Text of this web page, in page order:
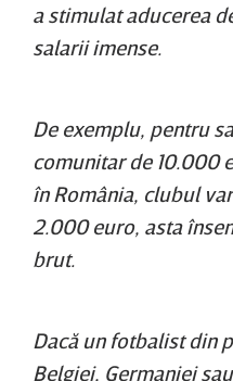
a stimulat aducerea
salarii imense.
De exemplu, pentru
comunitar de 10.000
în România, clubul
2.000 euro, asta
brut.
Dacă un fotbalist din
Belgiei, Germaniei